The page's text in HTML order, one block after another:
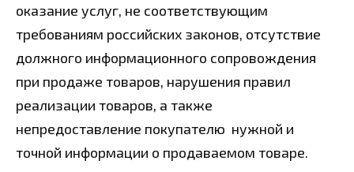
оказание услуг, не соответствующим
требованиям российских законов, отсутствие
должного информационного сопровождения
при продаже товаров, нарушения правил
реализации товаров, а также
непредоставление покупателю нужной и
точной информации о продаваемом товаре.